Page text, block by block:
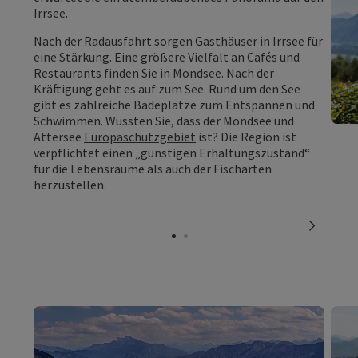
Irrsee.
Nach der Radausfahrt sorgen Gasthäuser in Irrsee für
eine Stärkung. Eine größere Vielfalt an Cafés und
Restaurants finden Sie in Mondsee. Nach der
Kräftigung geht es auf zum See. Rund um den See
gibt es zahlreiche Badeplätze zum Entspannen und
Schwimmen. Wussten Sie, dass der Mondsee und
Attersee Europaschutzgebiet ist? Die Region ist
verpflichtet einen „günstigen Erhaltungszustand“
für die Lebensräume als auch der Fischarten
herzustellen.